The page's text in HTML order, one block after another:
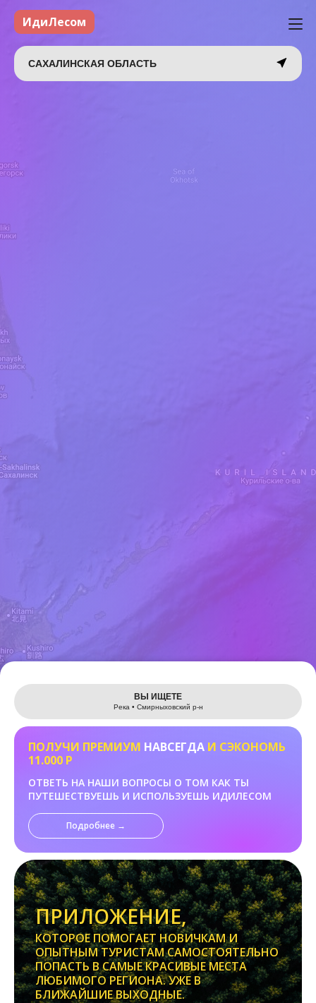
Leaflet
ИдиЛесом
САХАЛИНСКАЯ ОБЛАСТЬ
ВЫ ИЩЕТЕ
Река • Смирныховский р-н
ПОЛУЧИ ПРЕМИУМ НАВСЕГДА И СЭКОНОМЬ
11.000 Р
ОТВЕТЬ НА НАШИ ВОПРОСЫ О ТОМ КАК ТЫ
ПУТЕШЕСТВУЕШЬ И ИСПОЛЬЗУЕШЬ ИДИЛЕСОМ
Подробнее →
ПРИЛОЖЕНИЕ,
КОТОРОЕ ПОМОГАЕТ НОВИЧКАМ И
ОПЫТНЫМ ТУРИСТАМ САМОСТОЯТЕЛЬНО
ПОПАСТЬ В САМЫЕ КРАСИВЫЕ МЕСТА
ЛЮБИМОГО РЕГИОНА. УЖЕ В
БЛИЖАЙШИЕ ВЫХОДНЫЕ.